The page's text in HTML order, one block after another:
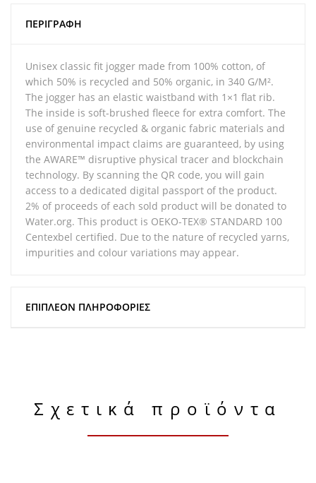
ΠΕΡΙΓΡΑΦΉ
Unisex classic fit jogger made from 100% cotton, of
which 50% is recycled and 50% organic, in 340 G/M².
The jogger has an elastic waistband with 1×1 flat rib.
The inside is soft-brushed fleece for extra comfort. The
use of genuine recycled & organic fabric materials and
environmental impact claims are guaranteed, by using
the AWARE™ disruptive physical tracer and blockchain
technology. By scanning the QR code, you will gain
access to a dedicated digital passport of the product.
2% of proceeds of each sold product will be donated to
Water.org. This product is OEKO-TEX® STANDARD 100
Centexbel certified. Due to the nature of recycled yarns,
impurities and colour variations may appear.
ΕΠΙΠΛΈΟΝ ΠΛΗΡΟΦΟΡΊΕΣ
Σχετικά προϊόντα